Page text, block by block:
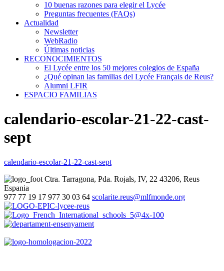
10 buenas razones para elegir el Lycée
Preguntas frecuentes (FAQs)
Actualidad
Newsletter
WebRadio
Últimas noticias
RECONOCIMIENTOS
El Lycée entre los 50 mejores colegios de España
¿Qué opinan las familias del Lycée Français de Reus?
Alumni LFIR
ESPACIO FAMILIAS
calendario-escolar-21-22-cast-
sept
calendario-escolar-21-22-cast-sept
Ctra. Tarragona, Pda. Rojals, IV, 22 43206, Reus
Espania
977 77 19 17 977 30 03 64 scolarite.reus@mlfmonde.org